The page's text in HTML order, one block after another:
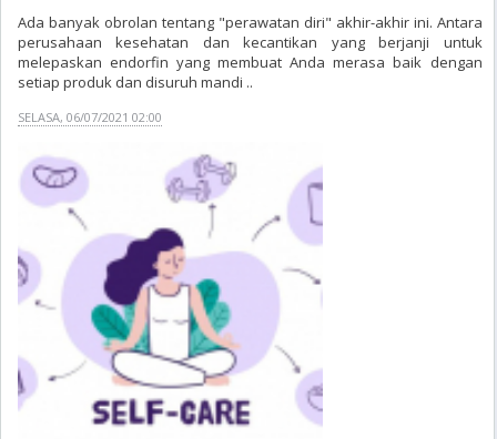
Ada banyak obrolan tentang "perawatan diri" akhir-akhir ini. Antara
perusahaan kesehatan dan kecantikan yang berjanji untuk
melepaskan endorfin yang membuat Anda merasa baik dengan
setiap produk dan disuruh mandi ..
SELASA, 06/07/2021 02:00